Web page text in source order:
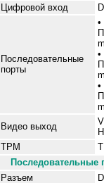
Цифровой вход
Последовательные
порты
•
•
•
Видео выход
TPM
Последовательные
Разъем